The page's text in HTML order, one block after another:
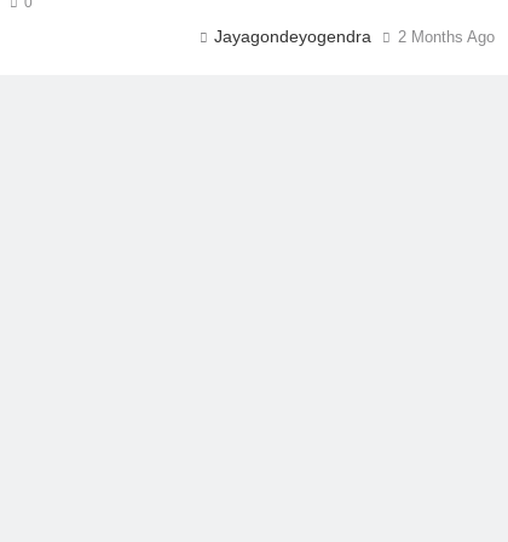
Jayagondeyogendra 2 Months Ago